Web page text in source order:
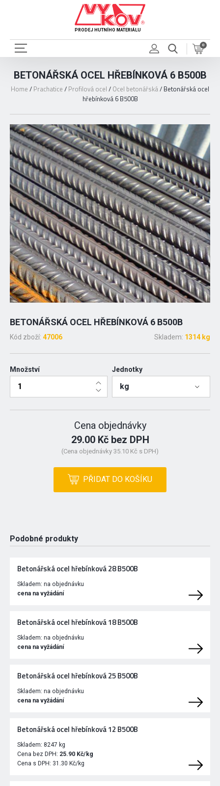
PRODEJ HUTNÍHO MATERIÁLU
0
BETONÁŘSKÁ OCEL HŘEBÍNKOVÁ 6 B500B
Home / Prachatice / Profilová ocel / Ocel betonářská/ Betonářská ocel
hřebínková 6 B500B
BETONÁŘSKÁ OCEL HŘEBÍNKOVÁ 6 B500B
Kód zboží: 47006 Skladem: 1314 kg
Množství Jednotky
kg
Cena objednávky
29.00 Kč bez DPH
(Cena objednávky 35.10 Kč s DPH)
PŘIDAT DO KOŠÍKU
Podobné produkty
Betonářská ocel hřebínková 28 B500B
Skladem: na objednávku
cena na vyžádání
Betonářská ocel hřebínková 18 B500B
Skladem: na objednávku
cena na vyžádání
Betonářská ocel hřebínková 25 B500B
Skladem: na objednávku
cena na vyžádání
Betonářská ocel hřebínková 12 B500B
Skladem: 8247 kg
Cena bez DPH: 25.90 Kč/kg
Cena s DPH: 31.30 Kč/kg